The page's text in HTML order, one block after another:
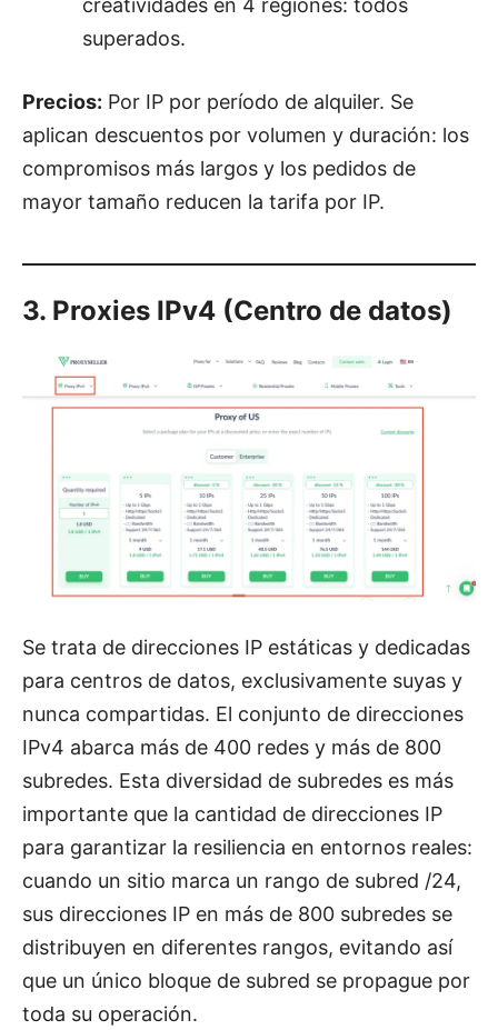
creatividades en 4 regiones: todos
superados.
Precios: Por IP por período de alquiler. Se
aplican descuentos por volumen y duración: los
compromisos más largos y los pedidos de
mayor tamaño reducen la tarifa por IP.
3. Proxies IPv4 (Centro de datos)
Se trata de direcciones IP estáticas y dedicadas
para centros de datos, exclusivamente suyas y
nunca compartidas. El conjunto de direcciones
IPv4 abarca más de 400 redes y más de 800
subredes. Esta diversidad de subredes es más
importante que la cantidad de direcciones IP
para garantizar la resiliencia en entornos reales:
cuando un sitio marca un rango de subred /24,
sus direcciones IP en más de 800 subredes se
distribuyen en diferentes rangos, evitando así
que un único bloque de subred se propague por
toda su operación.